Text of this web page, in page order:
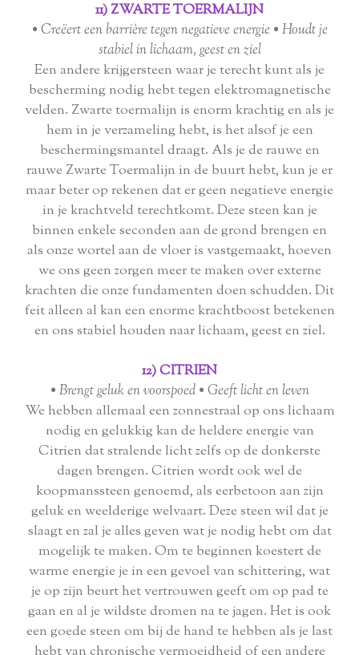
11) ZWARTE TOERMALIJN
• Creëert een barrière tegen negatieve energie • Houdt je
stabiel in lichaam, geest en ziel
Een andere krijgersteen waar je terecht kunt als je
bescherming nodig hebt tegen elektromagnetische
velden. Zwarte toermalijn is enorm krachtig en als je
hem in je verzameling hebt, is het alsof je een
beschermingsmantel draagt. Als je de rauwe en
rauwe Zwarte Toermalijn in de buurt hebt, kun je er
maar beter op rekenen dat er geen negatieve energie
in je krachtveld terechtkomt. Deze steen kan je
binnen enkele seconden aan de grond brengen en
als onze wortel aan de vloer is vastgemaakt, hoeven
we ons geen zorgen meer te maken over externe
krachten die onze fundamenten doen schudden. Dit
feit alleen al kan een enorme krachtboost betekenen
en ons stabiel houden naar lichaam, geest en ziel.
12) CITRIEN
• Brengt geluk en voorspoed • Geeft licht en leven
We hebben allemaal een zonnestraal op ons lichaam
nodig en gelukkig kan de heldere energie van
Citrien dat stralende licht zelfs op de donkerste
dagen brengen. Citrien wordt ook wel de
koopmanssteen genoemd, als eerbetoon aan zijn
geluk en weelderige welvaart. Deze steen wil dat je
slaagt en zal je alles geven wat je nodig hebt om dat
mogelijk te maken. Om te beginnen koestert de
warme energie je in een gevoel van schittering, wat
je op zijn beurt het vertrouwen geeft om op pad te
gaan en al je wildste dromen na te jagen. Het is ook
een goede steen om bij de hand te hebben als je last